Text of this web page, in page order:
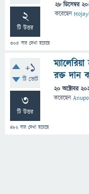
2
টি উত্তর
305 বার দেখা হয়েছে
28 ডিসেম্বর
করেছেন
+1
টি ভোট
3
টি উত্তর
482বার দেখা হয়েছে
রক্ত দান
20 অক্টোবর
করেছেন